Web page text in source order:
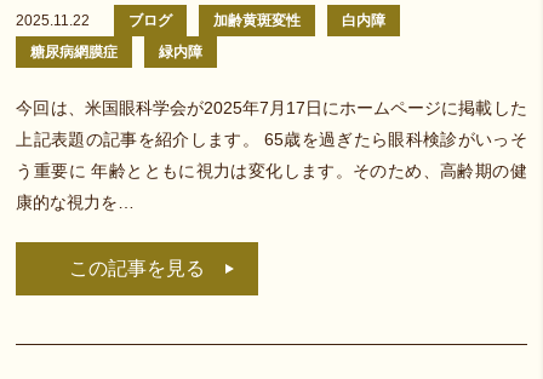
2025.11.22 ブログ 加齢黄斑変性
白内障
糖尿病網膜症
緑内障
今回は、米国眼科学会が2025年7月17日にホームページに掲載した
上記表題の記事を紹介します。 65歳を過ぎたら眼科検診がいっそ
う重要に 年齢とともに視力は変化します。そのため、高齢期の健
康的な視力を…
この記事を見る